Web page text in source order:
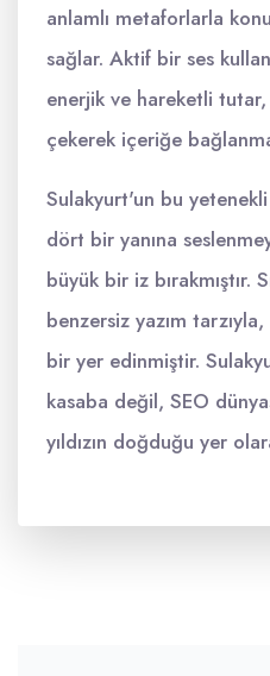
anlamlı metaforlarla
sağlar. Aktif bir ses
enerjik ve hareketli
çekerek içeriğe
Sulakyurt'un bu yetenekli
dört bir yanına
büyük bir iz bırakmıştır.
benzersiz yazım
bir yer edinmiştir.
kasaba değil, SEO
yıldızın doğduğu yer